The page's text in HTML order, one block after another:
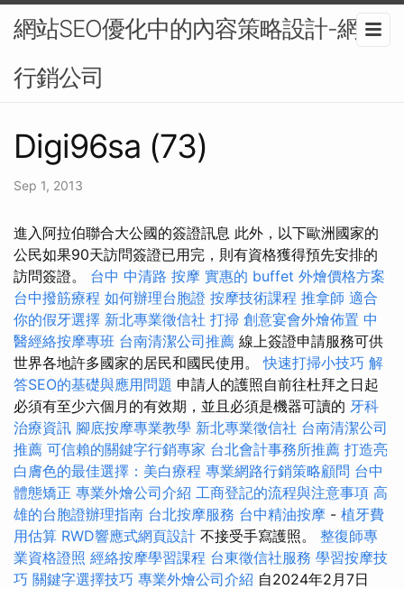
網站SEO優化中的內容策略設計-網路
行銷公司
Digi96sa (73)
Sep 1, 2013
進入阿拉伯聯合大公國的簽證訊息 此外，以下歐洲國家的
公民如果90天訪問簽證已用完，則有資格獲得預先安排的
訪問簽證。 台中 中清路 按摩 實惠的 buffet 外燴價格方案
台中撥筋療程 如何辦理台胞證 按摩技術課程 推拿師 適合
你的假牙選擇 新北專業徵信社 打掃 創意宴會外燴佈置 中
醫經絡按摩專班 台南清潔公司推薦 線上簽證申請服務可供
世界各地許多國家的居民和國民使用。快速打掃小技巧 解
答SEO的基礎與應用問題 申請人的護照自前往杜拜之日起
必須有至少六個月的有效期，並且必須是機器可讀的 牙科
治療資訊 腳底按摩專業教學 新北專業徵信社 台南清潔公司
推薦 可信賴的關鍵字行銷專家 台北會計事務所推薦 打造亮
白膚色的最佳選擇：美白療程 專業網路行銷策略顧問 台中
體態矯正 專業外燴公司介紹 工商登記的流程與注意事項 高
雄的台胞證辦理指南 台北按摩服務 台中精油按摩 - 植牙費
用估算 RWD響應式網頁設計 不接受手寫護照。 整復師專
業資格證照 經絡按摩學習課程 台東徵信社服務 學習按摩技
巧 關鍵字選擇技巧 專業外燴公司介紹 自2024年2月7日